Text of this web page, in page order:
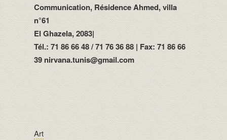
Communication, Résidence Ahmed, villa
n°61
El Ghazela, 2083|
Tél.: 71 86 66 48 / 71 76 36 88 | Fax: 71 86 66
39 nirvana.tunis@gmail.com
Art